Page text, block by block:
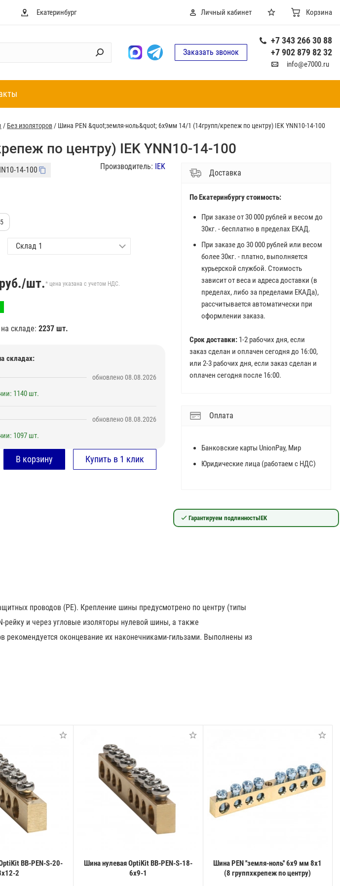
Екатеринбург Личный кабинет Корзина
Заказать звонок
+7 343 266 30 88
+7 902 879 82 32
info@e7000.ru
/ Без изоляторов/ Шина PEN &quot;земля-ноль&quot; 6х9мм 14/1 (14групп/крепеж по центру) IEK YNN10-14-100
по центру) IEK YNN10-14-100
14-100 Производитель: IEK
руб./шт.* цена указана с учетом НДС.
складе: 2237 шт.
складах:
обновлено 08.08.2026
1140 шт.
обновлено 08.08.2026
1097 шт.
Доставка
По Екатеринбургу стоимость:
При заказе от 30 000 рублей и весом до
30кг. - бесплатно в пределах ЕКАД.
При заказе до 30 000 рублей или весом
более 30кг. - платно, выполняется
курьерской службой. Стоимость
зависит от веса и адреса доставки (в
пределах, либо за пределами ЕКАДа),
рассчитывается автоматически при
оформлении заказа.
Срок доставки:1-2 рабочих дня, если
заказ сделан и оплачен сегодня до 16:00,
или 2-3 рабочих дня, если заказ сделан и
оплачен сегодня после 16:00.
Оплата
Банковские карты UnionPay, Мир
Юридические лица (работаем с НДС)
Гарантируем подлинностьIEK
проводов (РЕ). Крепление шины предусмотрено по центру (типы
и через угловые изоляторы нулевой шины, а также
оконцевание их наконечниками-гильзами. Выполнены из
BB-PEN-S-20-
2
Шина нулевая OptiKit BB-PEN-S-18-
6х9-1
Шина PEN ''земля-ноль'' 6х9 мм 8х1
(8 группхкрепеж по центру)